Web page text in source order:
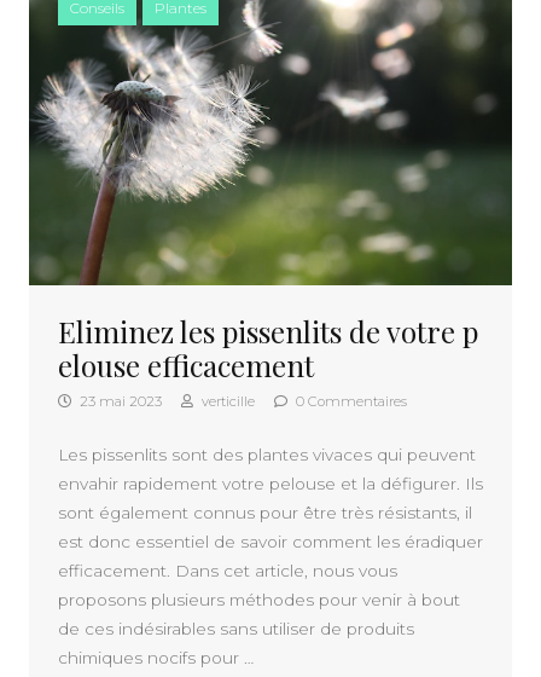
Conseils Plantes
Eliminez les pissenlits de votre p
elouse efficacement
23 mai 2023 verticille 0 Commentaires
Les pissenlits sont des plantes vivaces qui peuvent
envahir rapidement votre pelouse et la défigurer. Ils
sont également connus pour être très résistants, il
est donc essentiel de savoir comment les éradiquer
efficacement. Dans cet article, nous vous
proposons plusieurs méthodes pour venir à bout
de ces indésirables sans utiliser de produits
chimiques nocifs pour …